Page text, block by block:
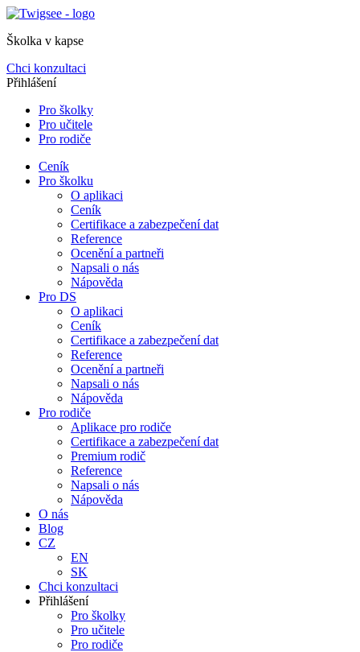
Školka v kapse
Chci konzultaci
Přihlášení
Pro školky
Pro učitele
Pro rodiče
Ceník
Pro školku
O aplikaci
Ceník
Certifikace a zabezpečení dat
Reference
Ocenění a partneři
Napsali o nás
Nápověda
Pro DS
O aplikaci
Ceník
Certifikace a zabezpečení dat
Reference
Ocenění a partneři
Napsali o nás
Nápověda
Pro rodiče
Aplikace pro rodiče
Certifikace a zabezpečení dat
Premium rodič
Reference
Napsali o nás
Nápověda
O nás
Blog
CZ
EN
SK
Chci konzultaci
Přihlášení
Pro školky
Pro učitele
Pro rodiče